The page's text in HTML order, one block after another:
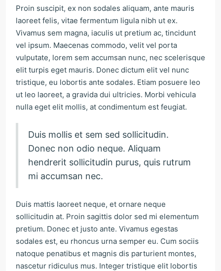
Proin suscipit, ex non sodales aliquam, ante mauris
laoreet felis, vitae fermentum ligula nibh ut ex.
Vivamus sem magna, iaculis ut pretium ac, tincidunt
vel ipsum. Maecenas commodo, velit vel porta
vulputate, lorem sem accumsan nunc, nec scelerisque
elit turpis eget mauris. Donec dictum elit vel nunc
tristique, eu lobortis ante sodales. Etiam posuere leo
ut leo laoreet, a gravida dui ultricies. Morbi vehicula
nulla eget elit mollis, at condimentum est feugiat.
Duis mollis et sem sed sollicitudin.
Donec non odio neque. Aliquam
hendrerit sollicitudin purus, quis rutrum
mi accumsan nec.
Duis mattis laoreet neque, et ornare neque
sollicitudin at. Proin sagittis dolor sed mi elementum
pretium. Donec et justo ante. Vivamus egestas
sodales est, eu rhoncus urna semper eu. Cum sociis
natoque penatibus et magnis dis parturient montes,
nascetur ridiculus mus. Integer tristique elit lobortis